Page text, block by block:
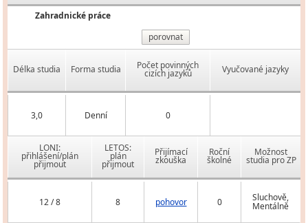
Zahradnické práce
porovnat
Délka studia Forma studia Počet povinných
cizích jazyků Vyučované jazyky
3,0 Denní 0
LONI:
přihlášení/plán
přijmout
LETOS:
plán
přijmout
Přijímací
zkouška
Roční
školné
Možnost
studia pro ZP
12 / 8 8 pohovor 0 Sluchově,
Mentálně